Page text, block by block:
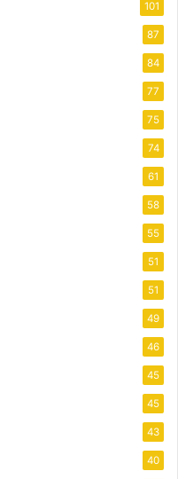
101
87
84
77
75
74
61
58
55
51
51
49
46
45
45
43
40